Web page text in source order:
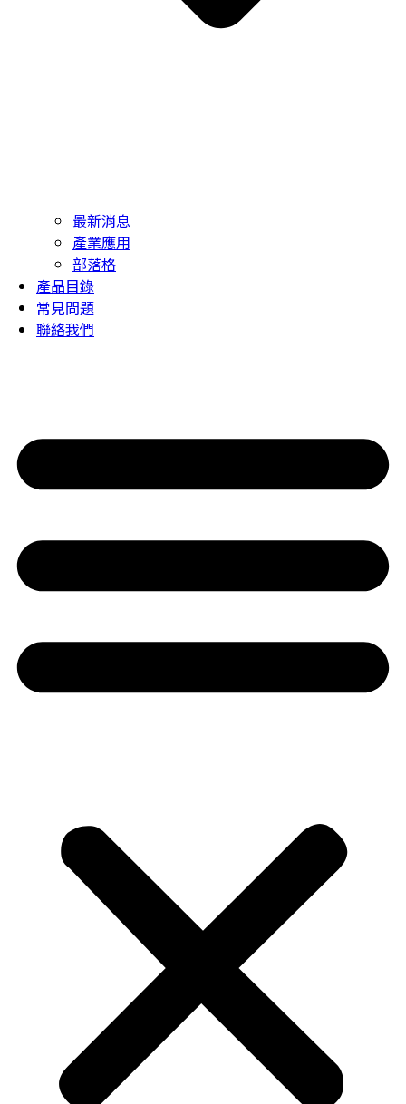
最新消息
產業應用
部落格
產品目錄
常見問題
聯絡我們